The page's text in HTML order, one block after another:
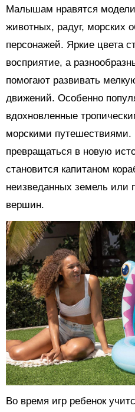
Малышам нравятся
животных, радуг, морских
персонажей. Яркие цвета
восприятие, а
помогают развивать
движений. Особенно
вдохновленные
морскими
превращаться в новую
становится капитаном
неизведанных земель или
вершин.
Во время игр ребенок